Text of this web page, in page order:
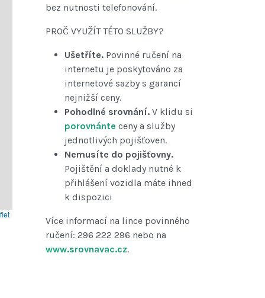
bez nutnosti telefonování.
PROČ VYUŽÍT TÉTO SLUŽBY?
Ušetříte. Povinné ručení na
internetu je poskytováno za
internetové sazby s garancí
nejnižší ceny.
Pohodlné srovnání. V klidu si
porovnánte ceny a služby
jednotlivých pojišťoven.
Nemusíte do pojišťovny.
Pojištění a doklady nutné k
přihlášení vozidla máte ihned
k dispozici
Více informací na lince povinného
ručení: 296 222 296 nebo na
www.srovnavac.cz.